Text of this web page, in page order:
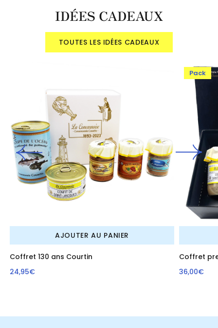
IDÉES CADEAUX
TOUTES LES IDÉES CADEAUX
AJOUTER AU PANIER
Coffret 130 ans Courtin
24,95€
Pack
Coffret
36,00€